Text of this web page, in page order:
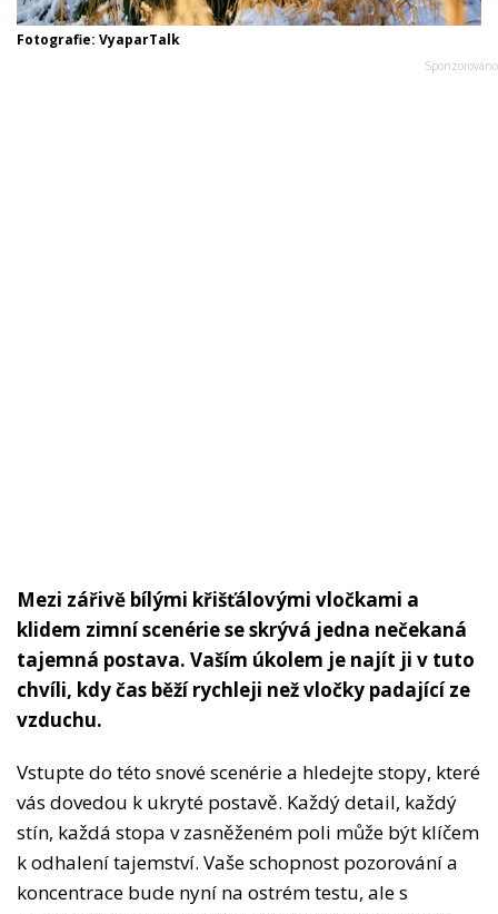
Fotografie: VyaparTalk
Mezi zářivě bílými křišťálovými vločkami a
klidem zimní scenérie se skrývá jedna nečekaná
tajemná postava. Vaším úkolem je najít ji v tuto
chvíli, kdy čas běží rychleji než vločky padající ze
vzduchu.
Vstupte do této snové scenérie a hledejte stopy, které
vás dovedou k ukryté postavě. Každý detail, každý
stín, každá stopa v zasněženém poli může být klíčem
k odhalení tajemství. Vaše schopnost pozorování a
koncentrace bude nyní na ostrém testu, ale s